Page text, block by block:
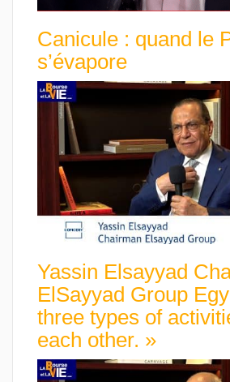
Canicule : quand le
s’évapore
Yassin Elsayyad
ElSayyad Group
three types of
each other. »